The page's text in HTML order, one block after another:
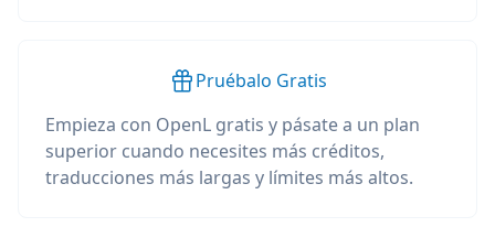
Pruébalo Gratis
Empieza con OpenL gratis y pásate a un plan
superior cuando necesites más créditos,
traducciones más largas y límites más altos.